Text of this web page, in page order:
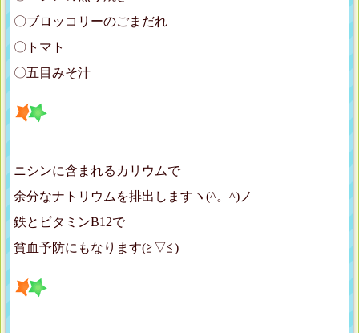
〇ブロッコリーのごまだれ
〇トマト
〇五目みそ汁
ニシンに含まれるカリウムで
余分なナトリウムを排出しますヽ(^。^)ノ
鉄とビタミンB12で
貧血予防にもなります(≧▽≦)